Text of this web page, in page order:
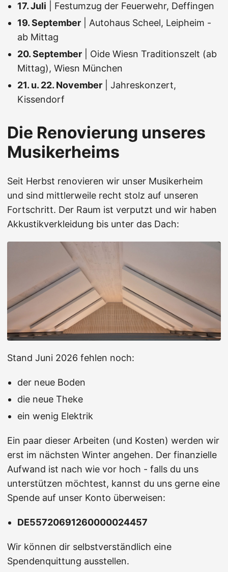
17. Juli | Festumzug der Feuerwehr, Deffingen
19. September | Autohaus Scheel, Leipheim -
ab Mittag
20. September | Oide Wiesn Traditionszelt (ab
Mittag), Wiesn München
21. u. 22. November | Jahreskonzert,
Kissendorf
Die Renovierung unseres
Musikerheims
Seit Herbst renovieren wir unser Musikerheim
und sind mittlerweile recht stolz auf unseren
Fortschritt. Der Raum ist verputzt und wir haben
Akkustikverkleidung bis unter das Dach:
Stand Juni 2026 fehlen noch:
der neue Boden
die neue Theke
ein wenig Elektrik
Ein paar dieser Arbeiten (und Kosten) werden wir
erst im nächsten Winter angehen. Der finanzielle
Aufwand ist nach wie vor hoch - falls du uns
unterstützen möchtest, kannst du uns gerne eine
Spende auf unser Konto überweisen:
DE55720691260000024457
Wir können dir selbstverständlich eine
Spendenquittung ausstellen.